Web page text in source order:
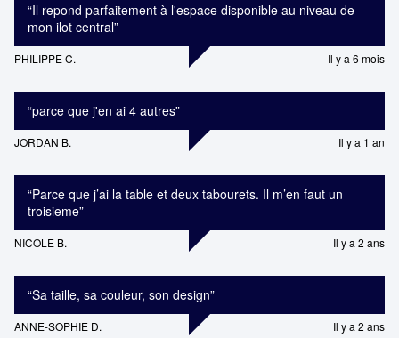
“Il repond parfaitement à l'espace disponible au niveau de
mon ilot central”
PHILIPPE C. Il y a 6 mois
“parce que j'en ai 4 autres”
JORDAN B. Il y a 1 an
“Parce que j’ai la table et deux tabourets. Il m’en faut un
troisieme”
NICOLE B. Il y a 2 ans
“Sa taille, sa couleur, son design”
ANNE-SOPHIE D. Il y a 2 ans